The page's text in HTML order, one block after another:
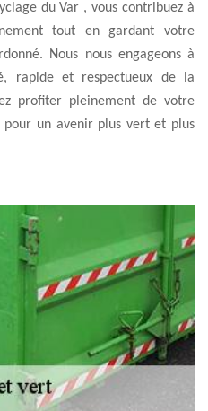
du Var , vous contribuez à
tout en gardant votre
Nous nous engageons à
rapide et respectueux de la
profiter pleinement de votre
pour un avenir plus vert et plus